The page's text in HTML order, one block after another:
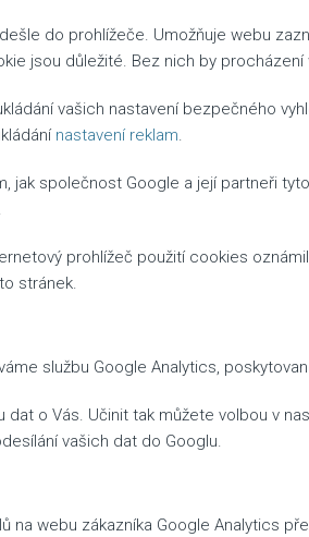
do prohlížeče. Umožňuje webu
jsou důležité. Bez nich by
vašich nastavení bezpečného
nastavení reklam.
jak společnost Google a její partneři
prohlížeč použití cookies
stránek.
službu Google Analytics,
o Vás. Učinit tak můžete volbou v
vašich dat do Googlu.
na webu zákazníka Google Analytics